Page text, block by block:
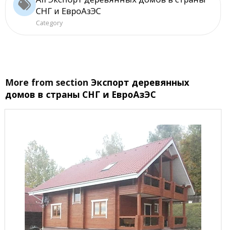
СНГ и ЕвроАзЭС
Category
More from section Экспорт деревянных
домов в страны СНГ и ЕвроАзЭС